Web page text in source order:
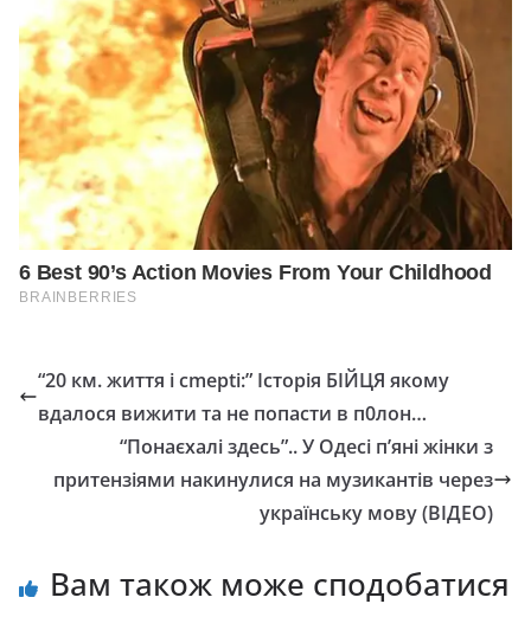
“20 км. життя і сmерtі:” Історія БІЙЦЯ якому
вдалося вижити та не попасти в п0лон…
“Понаєхалі здесь”.. У Одесі п’яні жінки з
притензіями накинулися на музикантів через
укрaїнську мову (ВІДЕО)
Вам також може сподобатися